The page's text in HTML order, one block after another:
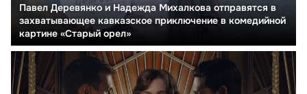
Павел Деревянко и Надежда Михалкова отправятся в
захватывающее кавказское приключение в комедийной
картине «Старый орел»